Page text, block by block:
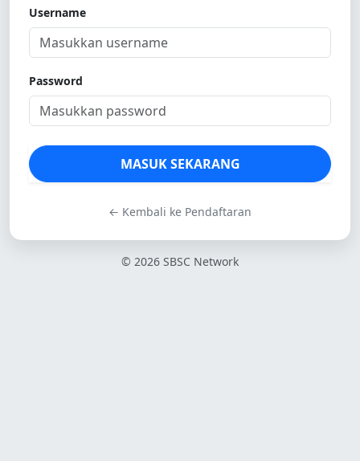
Username
Password
MASUK SEKARANG
← Kembali ke Pendaftaran
© 2026 SBSC Network